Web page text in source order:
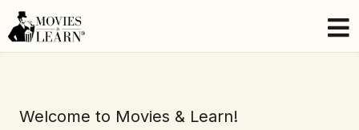
Welcome to Movies & Learn!